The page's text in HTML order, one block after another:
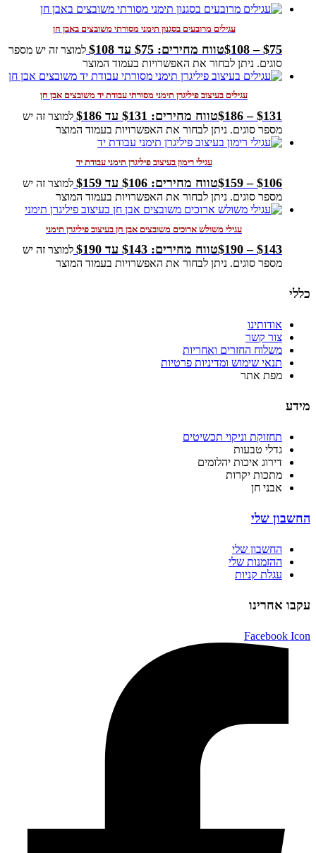
עגילים מרובעים בסגנון תימני מסורתי משובצים באבן חן
$75
–
$108 טווח מחירים: ⁦$75⁩ עד ⁦$108⁩
למוצר זה יש מספר
סוגים. ניתן לבחור את האפשרויות בעמוד המוצר
עגילים בעיצוב פיליגרן תימני מסורתי עבודת יד משובצים אבן חן
$131
–
$186 טווח מחירים: ⁦$131⁩ עד ⁦$186⁩
למוצר זה יש
מספר סוגים. ניתן לבחור את האפשרויות בעמוד המוצר
עגילי רימון בעיצוב פיליגרן תימני עבודת יד
$106
–
$159 טווח מחירים: ⁦$106⁩ עד ⁦$159⁩
למוצר זה יש
מספר סוגים. ניתן לבחור את האפשרויות בעמוד המוצר
עגילי משולש ארוכים משובצים אבן חן בעיצוב פיליגרן תימני
$143
–
$190 טווח מחירים: ⁦$143⁩ עד ⁦$190⁩
למוצר זה יש
מספר סוגים. ניתן לבחור את האפשרויות בעמוד המוצר
כללי
אודותינו
צור קשר
משלוח החזרים ואחריות
תנאי שימוש ומדיניות פרטיות
מפת אתר
מידע
תחזוקת וניקוי תכשיטים
גדלי טבעות
דירוג איכות יהלומים
מתכות יקרות
אבני חן
החשבון שלי
החשבון שלי
ההזמנות שלי
עגלת קניות
עקבו אחרינו
Facebook Icon